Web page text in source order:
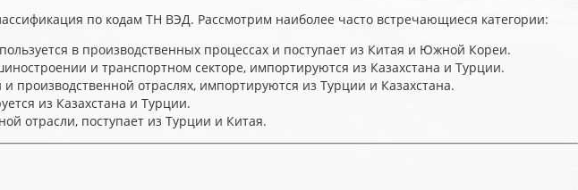
по кодам ТН ВЭД. Рассмотрим наиболее часто встречающиеся категории:
в производственных процессах и поступает из Китая и Южной Кореи.
и транспортном секторе, импортируются из Казахстана и Турции.
отраслях, импортируются из Турции и Казахстана.
из Казахстана и Турции.
отрасли, поступает из Турции и Китая.